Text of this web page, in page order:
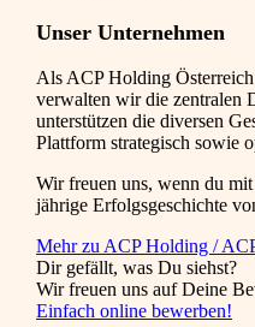
Unser Unternehmen
Als ACP Holding
verwalten wir die zentralen
unterstützen die diversen
Plattform strategisch sowie
Wir freuen uns, wenn du
jährige Erfolgsgeschichte
Mehr zu ACP Holding /
Dir gefällt, was Du siehst?
Wir freuen uns auf Deine
Einfach online bewerben!